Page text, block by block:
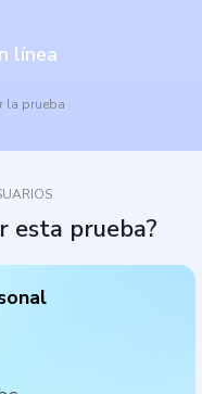
línea
la prueba
esta prueba?